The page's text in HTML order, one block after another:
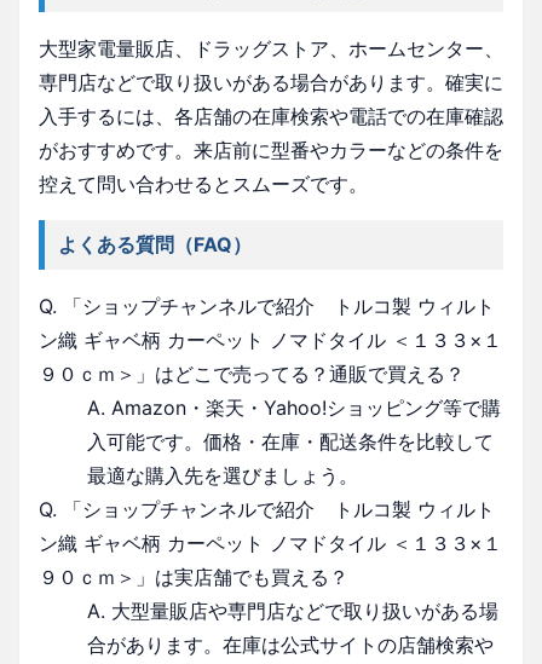
大型家電量販店、ドラッグストア、ホームセンター、
専門店などで取り扱いがある場合があります。確実に
入手するには、各店舗の在庫検索や電話での在庫確認
がおすすめです。来店前に型番やカラーなどの条件を
控えて問い合わせるとスムーズです。
よくある質問（FAQ）
Q. 「ショップチャンネルで紹介 トルコ製 ウィルト
ン織 ギャベ柄 カーペット ノマドタイル ＜１３３×１
９０ｃｍ＞」はどこで売ってる？通販で買える？
A. Amazon・楽天・Yahoo!ショッピング等で購
入可能です。価格・在庫・配送条件を比較して
最適な購入先を選びましょう。
Q. 「ショップチャンネルで紹介 トルコ製 ウィルト
ン織 ギャベ柄 カーペット ノマドタイル ＜１３３×１
９０ｃｍ＞」は実店舗でも買える？
A. 大型量販店や専門店などで取り扱いがある場
合があります。在庫は公式サイトの店舗検索や